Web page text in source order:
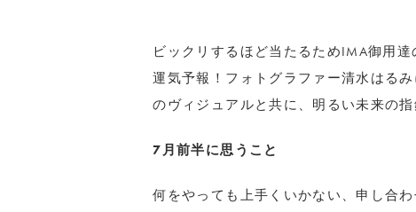
ビックリするほど当たるためIMA御用
運気予報！フォトグラファー清水はる
のヴィジュアルと共に、明るい未来の
7月前半に思うこと
何をやっても上手くいかない、申し合